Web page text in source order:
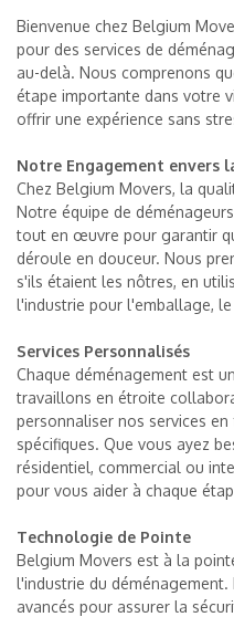
Bienvenue chez Belgium
pour des services de
au-delà. Nous comprenons
étape importante dans votre
offrir une expérience sans
Notre Engagement envers
Chez Belgium Movers, la
Notre équipe de
tout en œuvre pour garantir
déroule en douceur. Nous
s'ils étaient les nôtres, en
l'industrie pour l'emballage,
Services Personnalisés
Chaque déménagement est
travaillons en étroite
personnaliser nos services
spécifiques. Que vous ayez
résidentiel, commercial ou
pour vous aider à chaque
Technologie de Pointe
Belgium Movers est à la
l'industrie du
avancés pour assurer la